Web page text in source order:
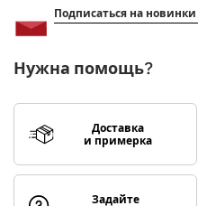
Подписаться на новинки
Нужна помощь?
Доставка
и примерка
Задайте